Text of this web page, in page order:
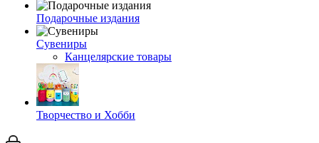
Подарочные издания
Сувениры
Канцелярские товары
Творчество и Хобби